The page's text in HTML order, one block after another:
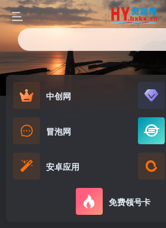
中创网
冒泡网
安卓应用
免费领号卡